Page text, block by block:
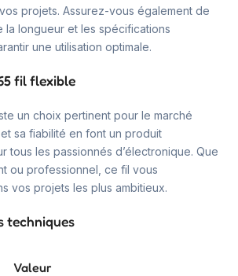
projets. Assurez-vous également de
la longueur et les spécifications
une utilisation optimale.
fil flexible
un choix pertinent pour le marché
sa fiabilité en font un produit
tous les passionnés d’électronique. Que
ou professionnel, ce fil vous
vos projets les plus ambitieux.
techniques
Valeur